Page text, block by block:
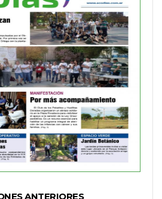
ANTERIORES